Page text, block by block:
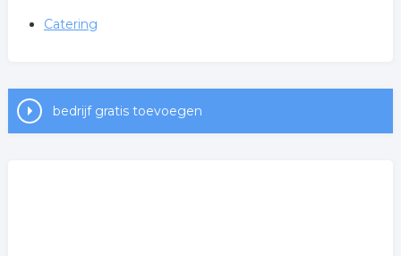
Catering
bedrijf gratis toevoegen